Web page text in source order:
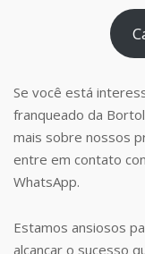
Se você está
franqueado da
mais sobre nossos
entre em contato
WhatsApp.
Estamos ansiosos
alcançar o sucesso